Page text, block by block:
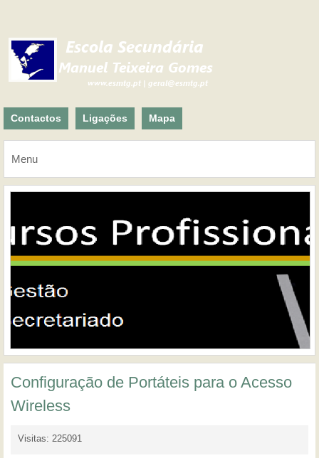
Contactos Ligações Mapa
Menu
Configuração de Portáteis para o Acesso
Wireless
Visitas: 225091